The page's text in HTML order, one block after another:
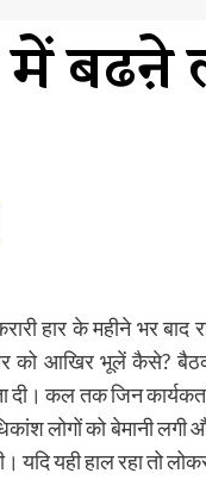
बढऩे
हार के महीने भर
को आखिर भूलें कैसे?
दी। कल तक जिन
लोगों को बेमानी लगी
यही हाल रहा तो